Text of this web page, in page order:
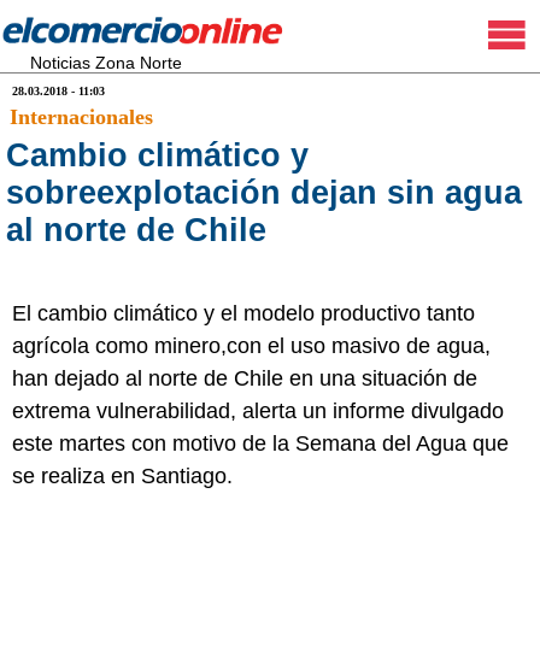
Noticias Zona Norte
28.03.2018 - 11:03
Internacionales
Cambio climático y
sobreexplotación dejan sin agua
al norte de Chile
El cambio climático y el modelo productivo tanto
agrícola como minero,con el uso masivo de agua,
han dejado al norte de Chile en una situación de
extrema vulnerabilidad, alerta un informe divulgado
este martes con motivo de la Semana del Agua que
se realiza en Santiago.